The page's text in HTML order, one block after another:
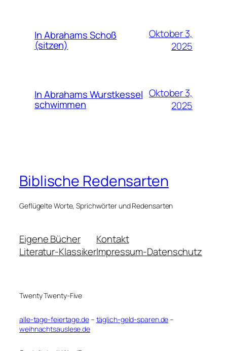
In Abrahams Schoß
(sitzen)
Oktober 3,
2025
In Abrahams Wurstkessel
schwimmen
Oktober 3,
2025
Biblische Redensarten
Geflügelte Worte, Sprichwörter und Redensarten
Eigene Bücher
Literatur-Klassiker
Kontakt
Impressum-Datenschutz
Twenty Twenty-Five
alle-tage-feiertage.de– täglich-geld-sparen.de–
weihnachtsauslese.de